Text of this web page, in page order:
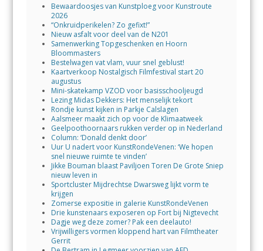
Bewaardoosjes van Kunstploeg voor Kunstroute
2026
“Onkruidperikelen? Zo gefixt!”
Nieuw asfalt voor deel van de N201
Samenwerking Topgeschenken en Hoorn
Bloommasters
Bestelwagen vat vlam, vuur snel geblust!
Kaartverkoop Nostalgisch Filmfestival start 20
augustus
Mini-skatekamp VZOD voor basisschooljeugd
Lezing Midas Dekkers: Het menselijk tekort
Rondje kunst kijken in Parkje Calslagen
Aalsmeer maakt zich op voor de Klimaatweek
Geelpoothoornaars rukken verder op in Nederland
Column: ‘Donald denkt door’
Uur U nadert voor KunstRondeVenen: ‘We hopen
snel nieuwe ruimte te vinden’
Jikke Bouman blaast Paviljoen Toren De Grote Sniep
nieuw leven in
Sportcluster Mijdrechtse Dwarsweg lijkt vorm te
krijgen
Zomerse expositie in galerie KunstRondeVenen
Drie kunstenaars exposeren op Fort bij Nigtevecht
Dagje weg deze zomer? Pak een deelauto!
Vrijwilligers vormen kloppend hart van Filmtheater
Gerrit